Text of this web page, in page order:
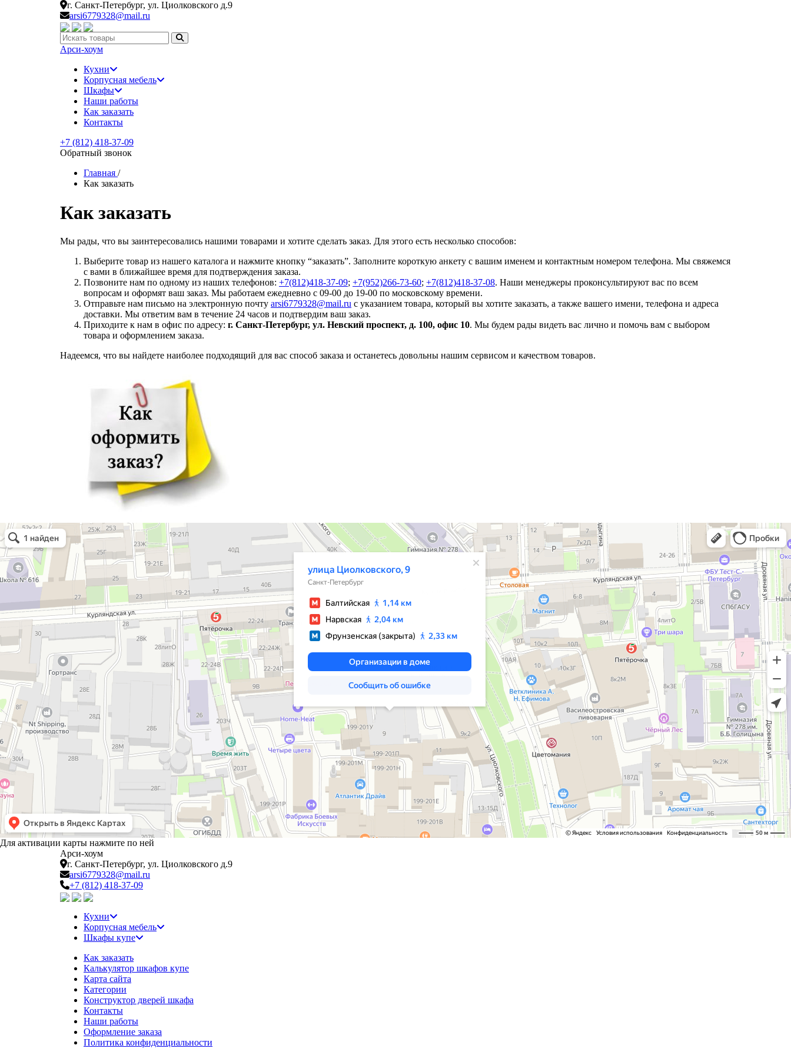
г. Санкт-Петербург, ул. Циолковского д.9
arsi6779328@mail.ru
Искать:
Арси-хоум
Кухни
Корпусная мебель
Шкафы
Наши работы
Как заказать
Контакты
+7 (812) 418-37-09
Обратный звонок
Главная /
Как заказать
Как заказать
Мы рады, что вы заинтересовались нашими товарами и хотите сделать заказ. Для этого есть несколько способов:
Выберите товар из нашего каталога и нажмите кнопку “заказать”. Заполните короткую анкету с вашим именем и контактным номером телефона. Мы свяжемся
с вами в ближайшее время для подтверждения заказа.
Позвоните нам по одному из наших телефонов: +7(812)418-37-09; +7(952)266-73-60; +7(812)418-37-08. Наши менеджеры проконсультируют вас по всем
вопросам и оформят ваш заказ. Мы работаем ежедневно с 09-00 до 19-00 по московскому времени.
Отправьте нам письмо на электронную почту arsi6779328@mail.ru с указанием товара, который вы хотите заказать, а также вашего имени, телефона и адреса
доставки. Мы ответим вам в течение 24 часов и подтвердим ваш заказ.
Приходите к нам в офис по адресу: г. Санкт-Петербург, ул. Невский проспект, д. 100, офис 10. Мы будем рады видеть вас лично и помочь вам с выбором
товара и оформлением заказа.
Надеемся, что вы найдете наиболее подходящий для вас способ заказа и останетесь довольны нашим сервисом и качеством товаров.
Для активации карты нажмите по ней
Арси-хоум
г. Санкт-Петербург, ул. Циолковского д.9
arsi6779328@mail.ru
+7 (812) 418-37-09
Кухни
Корпусная мебель
Шкафы купе
Как заказать
Калькулятор шкафов купе
Карта сайта
Категории
Конструктор дверей шкафа
Контакты
Наши работы
Оформление заказа
Политика конфиденциальности